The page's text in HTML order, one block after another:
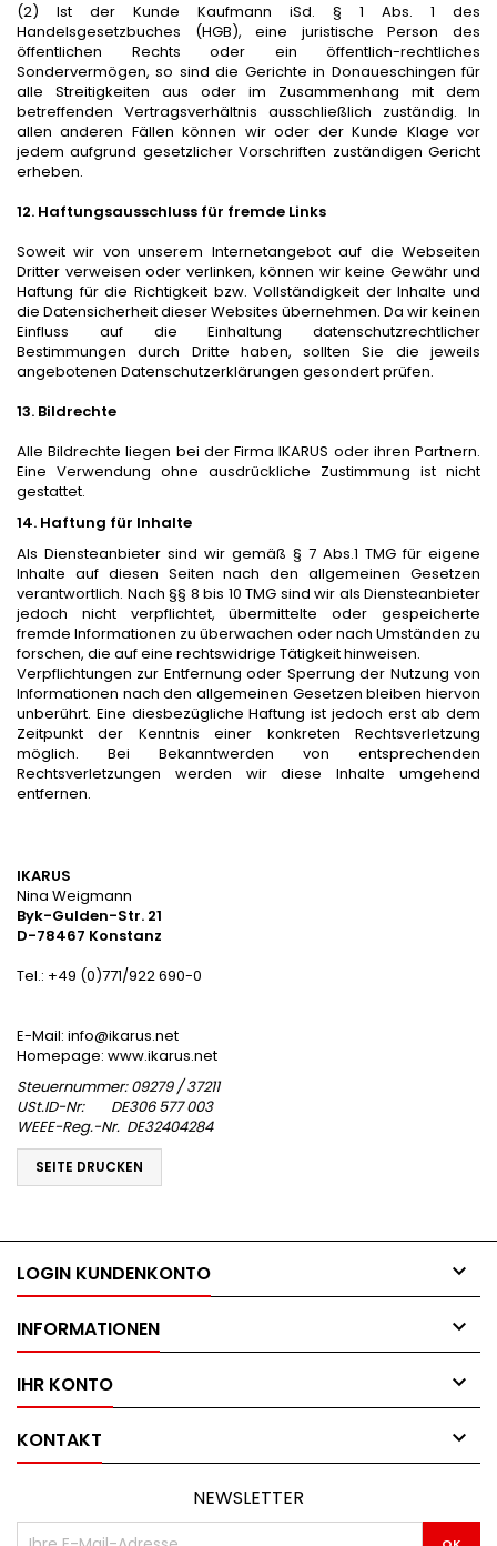
(2) Ist der Kunde Kaufmann iSd. § 1 Abs. 1 des
Handelsgesetzbuches (HGB), eine juristische Person des
öffentlichen Rechts oder ein öffentlich-rechtliches
Sondervermögen,so sind die Gerichte in Donaueschingen für
alle Streitigkeiten aus oder im Zusammenhang mit dem
betreffenden Vertragsverhältnis ausschließlich zuständig. In
allen anderen Fällen können wir oder der Kunde Klage vor
jedem aufgrund gesetzlicher Vorschriften zuständigen Gericht
erheben.
12. Haftungsausschluss für fremde Links
Soweit wir von unserem Internetangebot auf die Webseiten
Dritter verweisen oder verlinken, können wir keine Gewähr und
Haftung für die Richtigkeit bzw. Vollständigkeit der Inhalte und
die Datensicherheit dieser Websites übernehmen. Da wir keinen
Einfluss auf die Einhaltung datenschutzrechtlicher
Bestimmungen durch Dritte haben, sollten Sie die jeweils
angebotenen Datenschutzerklärungen gesondert prüfen.
13. Bildrechte
Alle Bildrechte liegen bei der Firma IKARUS oder ihren Partnern.
Eine Verwendung ohne ausdrückliche Zustimmung ist nicht
gestattet.
14. Haftung für Inhalte
Als Diensteanbieter sind wir gemäß § 7 Abs.1 TMG für eigene
Inhalte auf diesen Seiten nach den allgemeinen Gesetzen
verantwortlich. Nach §§ 8 bis 10 TMG sind wir als Diensteanbieter
jedoch nicht verpflichtet, übermittelte oder gespeicherte
fremde Informationen zu überwachen oder nach Umständen zu
forschen, die auf eine rechtswidrige Tätigkeit hinweisen.
Verpflichtungen zur Entfernung oder Sperrung der Nutzung von
Informationen nach den allgemeinen Gesetzen bleiben hiervon
unberührt. Eine diesbezügliche Haftung ist jedoch erst ab dem
Zeitpunkt der Kenntnis einer konkreten Rechtsverletzung
möglich. Bei Bekanntwerden von entsprechenden
Rechtsverletzungen werden wir diese Inhalte umgehend
entfernen.
IKARUS
Nina Weigmann
Byk-Gulden-Str. 21
D-78467 Konstanz
Tel.: +49 (0)771/922 690-0
E-Mail: info@ikarus.net
Homepage: www.ikarus.net
Steuernummer: 09279 / 37211
USt.ID-Nr: DE306 577 003
WEEE-Reg.-Nr. DE32404284
LOGIN KUNDENKONTO 
INFORMATIONEN 
IHR KONTO 
KONTAKT 
NEWSLETTER